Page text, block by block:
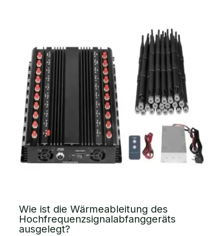
Wie ist die Wärmeableitung des
Hochfrequenzsignalabfanggeräts
ausgelegt?